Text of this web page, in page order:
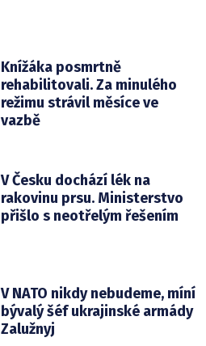
Knížáka posmrtně
rehabilitovali. Za minulého
režimu strávil měsíce ve
vazbě
V Česku dochází lék na
rakovinu prsu. Ministerstvo
přišlo s neotřelým řešením
V NATO nikdy nebudeme, míní
bývalý šéf ukrajinské armády
Zalužnyj